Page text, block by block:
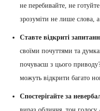
не перебивайте, не
зрозуміти не лише слова,
Ставте відкриті
своїми почуттями та
почуваєш з цього
можуть відкрити багато
Спостерігайте за